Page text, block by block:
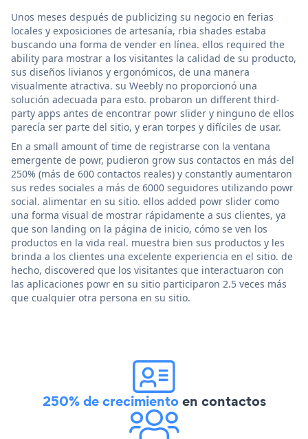
Unos meses después de publicizing su negocio en ferias
locales y exposiciones de artesanía, rbia shades estaba
buscando una forma de vender en línea. ellos required the
ability para mostrar a los visitantes la calidad de su producto,
sus diseños livianos y ergonómicos, de una manera
visualmente atractiva. su Weebly no proporcionó una
solución adecuada para esto. probaron un different third-
party apps antes de encontrar powr slider y ninguno de ellos
parecía ser parte del sitio, y eran torpes y difíciles de usar.
En a small amount of time de registrarse con la ventana
emergente de powr, pudieron grow sus contactos en más del
250% (más de 600 contactos reales) y constantly aumentaron
sus redes sociales a más de 6000 seguidores utilizando powr
social. alimentar en su sitio. ellos added powr slider como
una forma visual de mostrar rápidamente a sus clientes, ya
que son landing on la página de inicio, cómo se ven los
productos en la vida real. muestra bien sus productos y les
brinda a los clientes una excelente experiencia en el sitio. de
hecho, discovered que los visitantes que interactuaron con
las aplicaciones powr en su sitio participaron 2.5 veces más
que cualquier otra persona en su sitio.
250% de crecimientoen contactos